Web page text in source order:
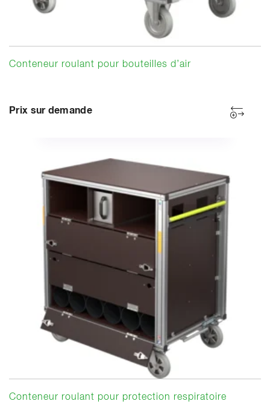
Conteneur roulant pour bouteilles d’air
Prix sur demande
Conteneur roulant pour protection respiratoire